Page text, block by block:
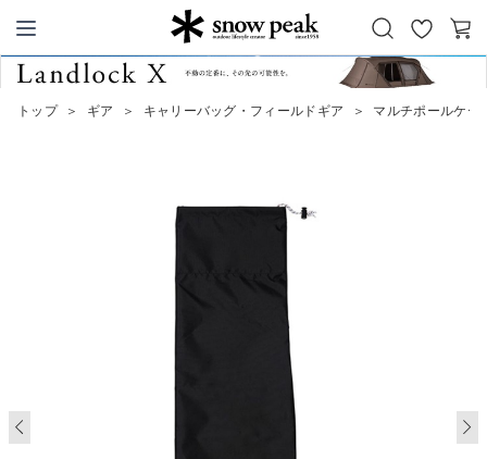
Snow Peak
お
気
に
カ
トップ ＞ ギア ＞ キャリーバッグ・フィールドギア ＞ マルチポールケー